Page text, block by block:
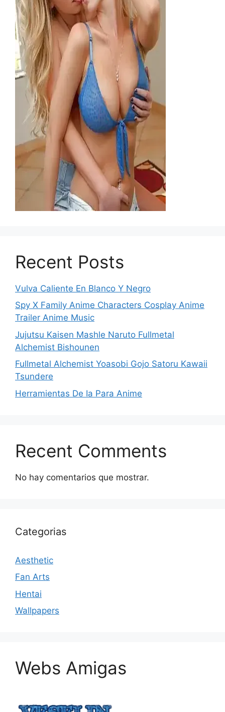
Recent Posts
Vulva Caliente En Blanco Y Negro
Spy X Family Anime Characters Cosplay Anime
Trailer Anime Music
Jujutsu Kaisen Mashle Naruto Fullmetal
Alchemist Bishounen
Fullmetal Alchemist Yoasobi Gojo Satoru Kawaii
Tsundere
Herramientas De Ia Para Anime
Recent Comments
No hay comentarios que mostrar.
Categorias
Aesthetic
Fan Arts
Hentai
Wallpapers
Webs Amigas